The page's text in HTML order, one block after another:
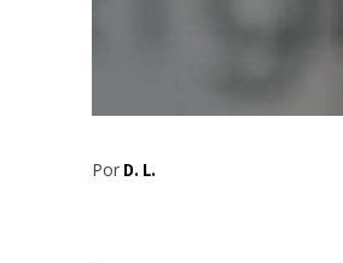
Por D. L.